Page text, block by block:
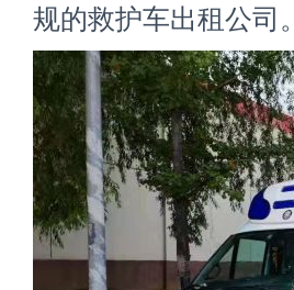
规的救护车出租公司。